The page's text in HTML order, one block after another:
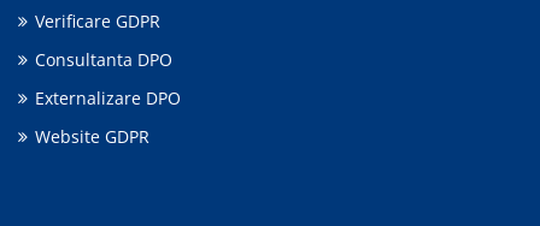
Verificare GDPR
Consultanta DPO
Externalizare DPO
Website GDPR